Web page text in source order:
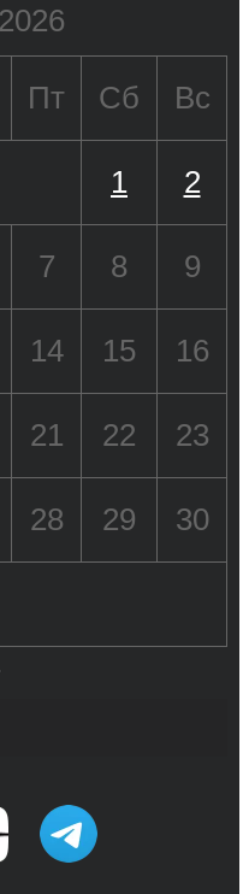
Пт Сб Вс
1 2
7 8 9
14 15 16
21 22 23
28 29 30